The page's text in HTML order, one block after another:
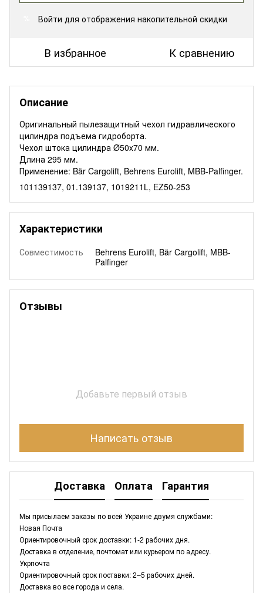
Войти для отображения накопительной скидки
В избранное К сравнению
Описание
Оригинальный пылезащитный чехол гидравлического
цилиндра подъема гидроборта.
Чехол штока цилиндра Ø50x70 мм.
Длина 295 мм.
Применение: Bär Cargolift, Behrens Eurolift, MBB-Palfinger.
101139137, 01.139137, 1019211L, EZ50-253
Характеристики
Совместимость
Behrens Eurolift, Bär Cargolift, MBB-
Palfinger
Отзывы
Добавьте первый отзыв
Написать отзыв
Доставка Оплата Гарантия
Мы присылаем заказы по всей Украине двумя службами:
Новая Почта
Ориентировочный срок доставки: 1-2 рабочих дня.
Доставка в отделение, почтомат или курьером по адресу.
Укрпочта
Ориентировочный срок поставки: 2–5 рабочих дней.
Доставка во все города и села.